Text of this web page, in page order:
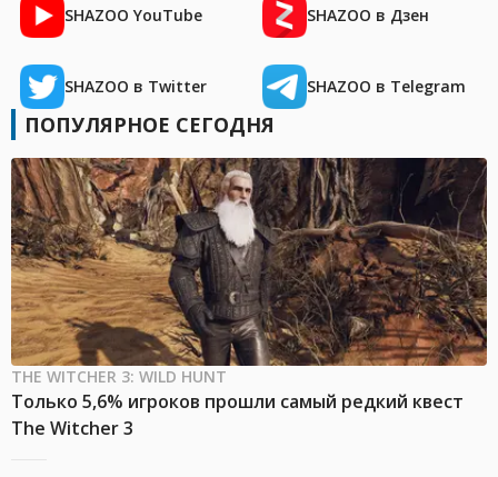
SHAZOO YouTube SHAZOO в Дзен
SHAZOO в Twitter SHAZOO в Telegram
ПОПУЛЯРНОЕ СЕГОДНЯ
THE WITCHER 3: WILD HUNT
Только 5,6% игроков прошли самый редкий квест
The Witcher 3